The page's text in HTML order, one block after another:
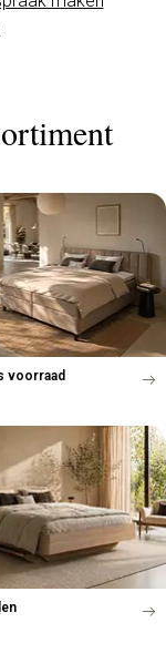
voorraad